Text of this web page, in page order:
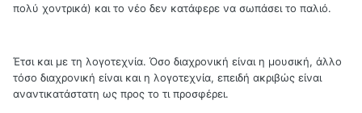
πολύ χοντρικά) και το νέο δεν κατάφερε να σωπάσει το παλιό.
Έτσι και με τη λογοτεχνία. Όσο διαχρονική είναι η μουσική, άλλο
τόσο διαχρονική είναι και η λογοτεχνία, επειδή ακριβώς είναι
αναντικατάστατη ως προς το τι προσφέρει.